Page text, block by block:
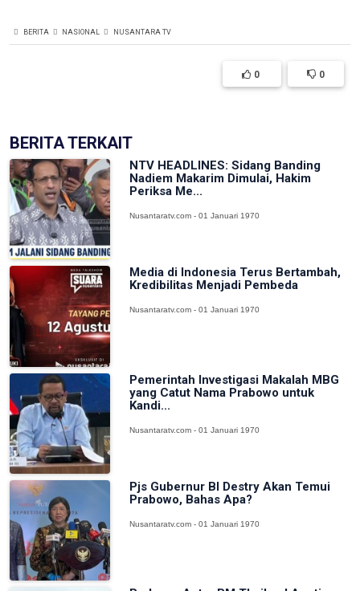
BERITA NASIONAL NUSANTARA TV
0 0
BERITA TERKAIT
NTV HEADLINES: Sidang Banding
Nadiem Makarim Dimulai, Hakim
Periksa Me...
Nusantaratv.com - 01 Januari 1970
Media di Indonesia Terus Bertambah,
Kredibilitas Menjadi Pembeda
Nusantaratv.com - 01 Januari 1970
Pemerintah Investigasi Makalah MBG
yang Catut Nama Prabowo untuk
Kandi...
Nusantaratv.com - 01 Januari 1970
Pjs Gubernur BI Destry Akan Temui
Prabowo, Bahas Apa?
Nusantaratv.com - 01 Januari 1970